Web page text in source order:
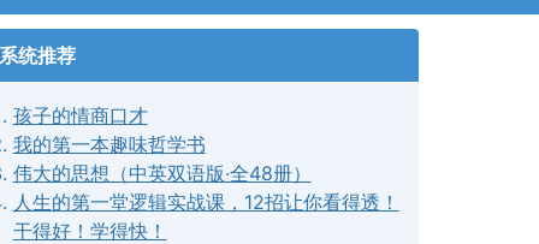
统推荐
孩子的情商口才
我的第一本趣味哲学书
伟大的思想（中英双语版·全48册）
人生的第一堂逻辑实战课，12招让你看得透！
干得好！学得快！